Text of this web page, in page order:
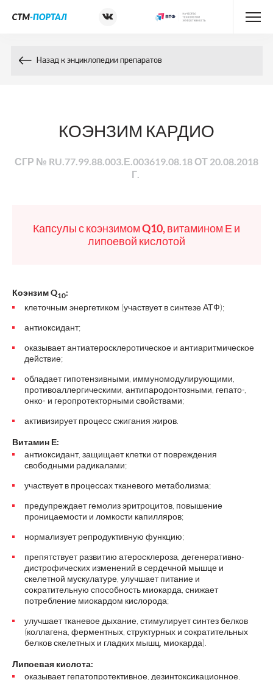
Назад к энциклопедии препаратов
КОЭНЗИМ КАРДИО
СГР № RU.77.99.88.003.Е.003619.08.18 ОТ 20.08.2018
Г.
Капсулы с коэнзимом Q10, витамином Е и
липоевой кислотой
Коэнзим Q10:
клеточным энергетиком (участвует в синтезе АТФ);
антиоксидант;
оказывает антиатеросклеротическое и антиаритмическое
действие;
обладает гипотензивными, иммуномодулирующими,
противоаллергическими, антипародонтозными, гепато-,
онко- и геропротекторными свойствами;
активизирует процесс сжигания жиров.
Витамин Е:
антиоксидант, защищает клетки от повреждения
свободными радикалами;
участвует в процессах тканевого метаболизма;
предупреждает гемолиз эритроцитов, повышение
проницаемости и ломкости капилляров;
нормализует репродуктивную функцию;
препятствует развитию атеросклероза, дегенеративно-
дистрофических изменений в сердечной мышце и
скелетной мускулатуре, улучшает питание и
сократительную способность миокарда, снижает
потребление миокардом кислорода;
улучшает тканевое дыхание, стимулирует синтез белков
(коллагена, ферментных, структурных и сократительных
белков скелетных и гладких мышц, миокарда).
Липоевая кислота:
оказывает гепатопротективное, дезинтоксикационное,